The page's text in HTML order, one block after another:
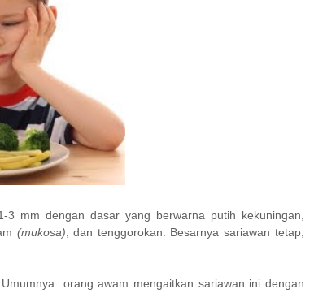
mm dengan dasar yang berwarna putih kekuningan,
(mukosa) , dan tenggorokan. Besarnya sariawan tetap,
Umumnya
orang awam mengaitkan sariawan ini dengan